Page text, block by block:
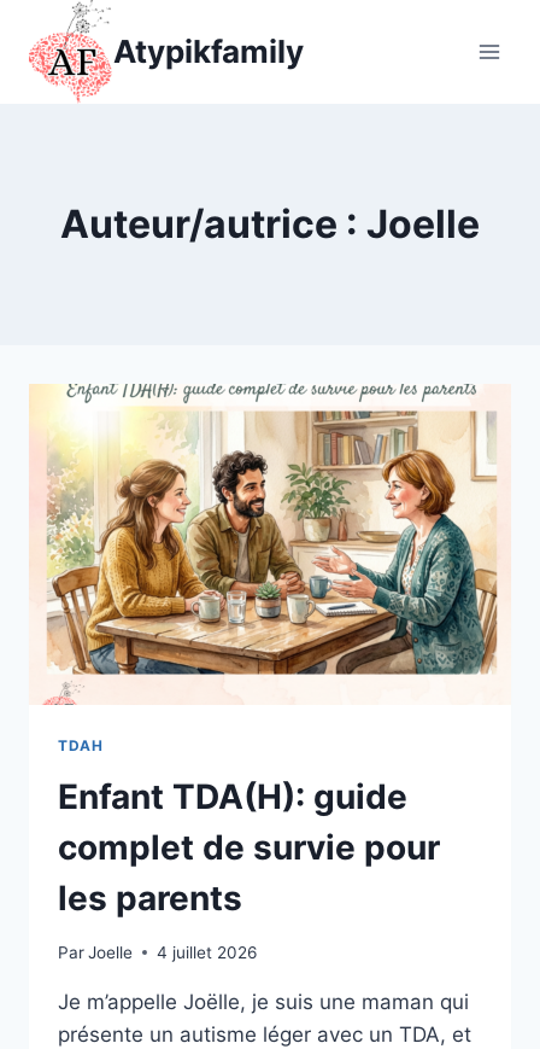
contenu
Atypikfamily
Auteur/autrice : Joelle
TDAH
Enfant TDA(H): guide
complet de survie pour
les parents
ParJoelle 4 juillet 2026
Je m’appelle Joëlle, je suis une maman qui
présente un autisme léger avec un TDA, et